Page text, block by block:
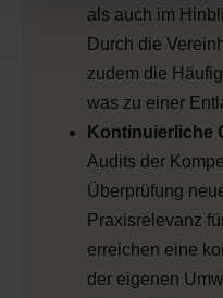
als auch im
Durch die
zudem die
was zu einer
Kontinuierliche
Audits der
Überprüfung
Praxisrelevanz
erreichen eine
der eigenen